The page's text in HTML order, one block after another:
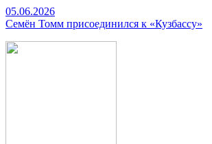
05.06.2026
Семён Томм присоединился к «Кузбассу»